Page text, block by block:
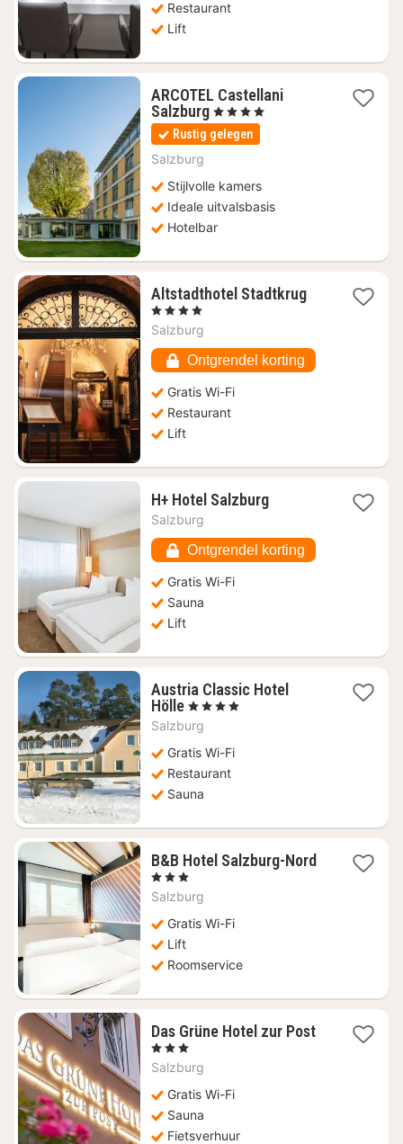
Restaurant
Lift
ARCOTEL Castellani
Salzburg1
nacht
vanaf
, 4 Sterren
Rustig gelegen
Salzburg
Stijlvolle kamers
Ideale uitvalsbasis
Hotelbar
Altstadthotel Stadtkrug1
250,91
, 4 Sterren
Salzburg
Ontgrendel korting
Gratis Wi-Fi
Restaurant
Lift
H+ Hotel Salzburg1
€
173,25
Salzburg
Ontgrendel korting
Gratis Wi-Fi
Sauna
Lift
Austria Classic Hotel
Hölle1
nacht
vanaf
€
160,78
, 4 Sterren
Salzburg
Gratis Wi-Fi
Restaurant
Sauna
B&B Hotel Salzburg-Nord1
, 3 Sterren
Salzburg
Gratis Wi-Fi
Lift
Roomservice
Das Grüne Hotel zur Post1
, 3 Sterren
Salzburg
Gratis Wi-Fi
Sauna
Fietsverhuur